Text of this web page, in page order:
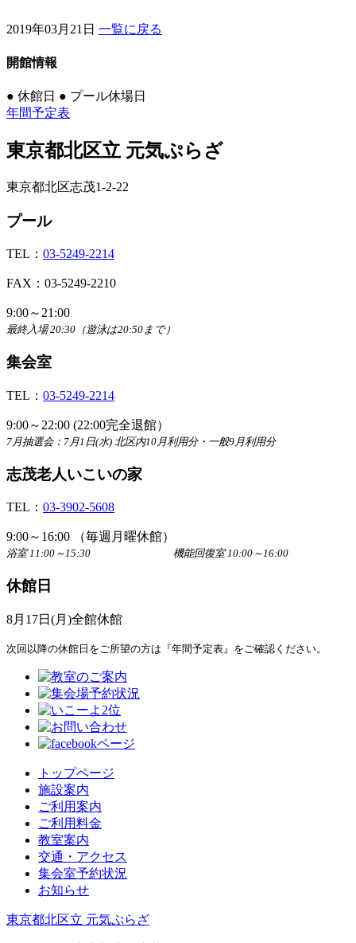
2019年03月21日 一覧に戻る
開館情報
● 休館日 ● プール休場日
年間予定表
東京都北区立 元気ぷらざ
東京都北区志茂1-2-22
プール
TEL： 03-5249-2214
FAX：03-5249-2210
9:00～21:00
最終入場 20:30（遊泳は20:50まで）
集会室
TEL： 03-5249-2214
9:00～22:00 (22:00完全退館）
7月抽選会：7月1日(水) 北区内10月利用分・一般9月利用分
志茂老人いこいの家
TEL： 03-3902-5608
9:00～16:00 （毎週月曜休館）
浴室 11:00～15:30 機能回復室 10:00～16:00
休館日
8月17日(月)全館休館
次回以降の休館日をご所望の方は『年間予定表』をご確認ください。
トップページ
施設案内
ご利用案内
ご利用料金
教室案内
交通・アクセス
集会室予約状況
お知らせ
東京都北区立 元気ぷらざ